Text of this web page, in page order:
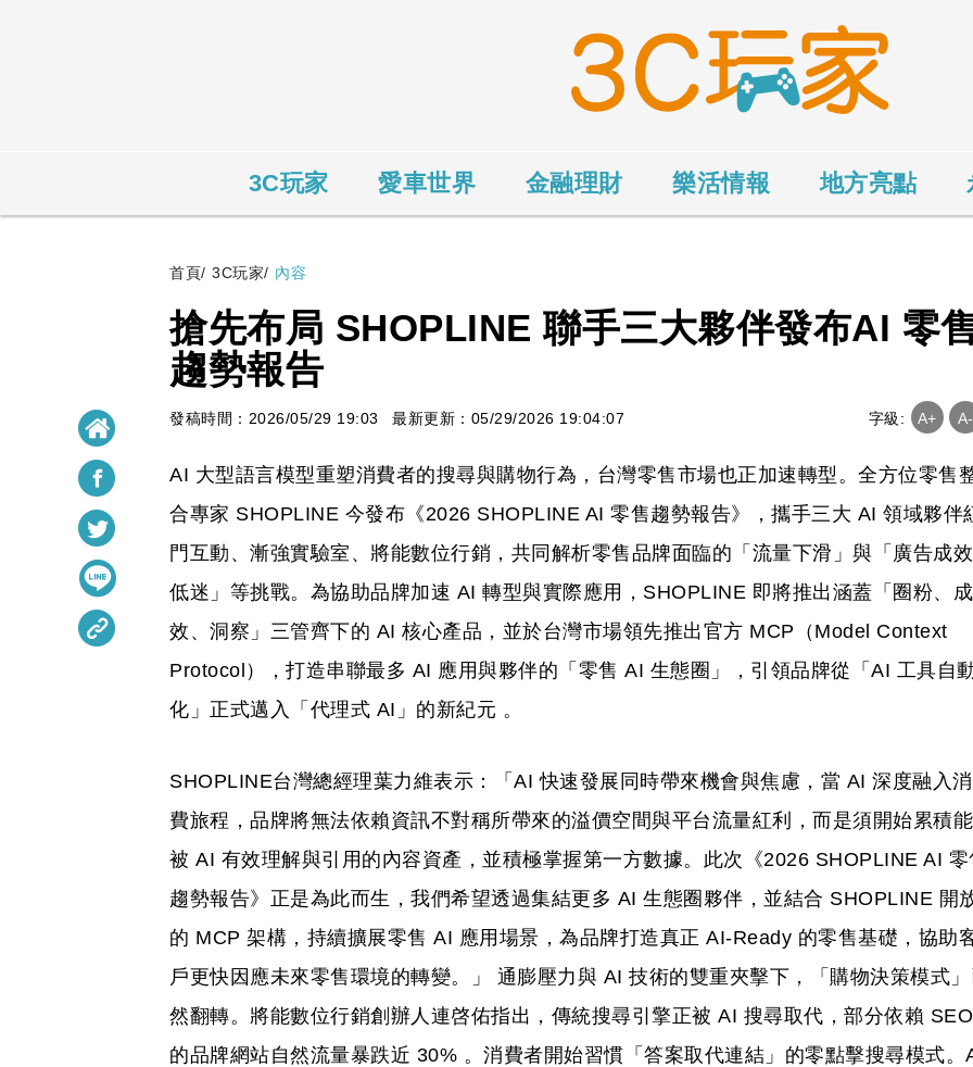
3C玩家 愛車世界 金融理財 樂活情報 地方亮點
首頁/ 3C玩家/ 內容
搶先布局 SHOPLINE 聯手三大夥伴發布AI 零
趨勢報告
發稿時間：2026/05/29 19:03 最新更新：05/29/2026 19:04:07 字級: A+ A-
AI 大型語言模型重塑消費者的搜尋與購物行為，台灣零售市場也正加速轉型。全方位零售
合專家 SHOPLINE 今發布《2026 SHOPLINE AI 零售趨勢報告》，攜手三大 AI 領域夥伴
門互動、漸強實驗室、將能數位行銷，共同解析零售品牌面臨的「流量下滑」與「廣告成效
低迷」等挑戰。為協助品牌加速 AI 轉型與實際應用，SHOPLINE 即將推出涵蓋「圈粉、成
效、洞察」三管齊下的 AI 核心產品，並於台灣市場領先推出官方 MCP（Model Context
Protocol），打造串聯最多 AI 應用與夥伴的「零售 AI 生態圈」，引領品牌從「AI 工具自
化」正式邁入「代理式 AI」的新紀元 。
SHOPLINE台灣總經理葉力維表示：「AI 快速發展同時帶來機會與焦慮，當 AI 深度融入消
費旅程，品牌將無法依賴資訊不對稱所帶來的溢價空間與平台流量紅利，而是須開始累積能
被 AI 有效理解與引用的內容資產，並積極掌握第一方數據。此次《2026 SHOPLINE AI 零
趨勢報告》正是為此而生，我們希望透過集結更多 AI 生態圈夥伴，並結合 SHOPLINE 開
的 MCP 架構，持續擴展零售 AI 應用場景，為品牌打造真正 AI-Ready 的零售基礎，協助
戶更快因應未來零售環境的轉變。」 通膨壓力與 AI 技術的雙重夾擊下，「購物決策模式
然翻轉。將能數位行銷創辦人連啓佑指出，傳統搜尋引擎正被 AI 搜尋取代，部分依賴 SEO
的品牌網站自然流量暴跌近 30% 。消費者開始習慣「答案取代連結」的零點擊搜尋模式。